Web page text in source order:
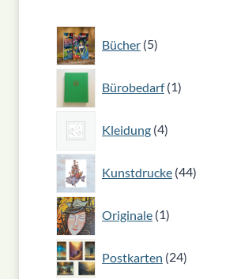
Bücher 5
Produkte
Bürobedarf 1
Produkt
Kleidung 4
Produkte
Kunstdrucke 44
Produkte
Originale 1
Produkt
Postkarten 24
Produkte